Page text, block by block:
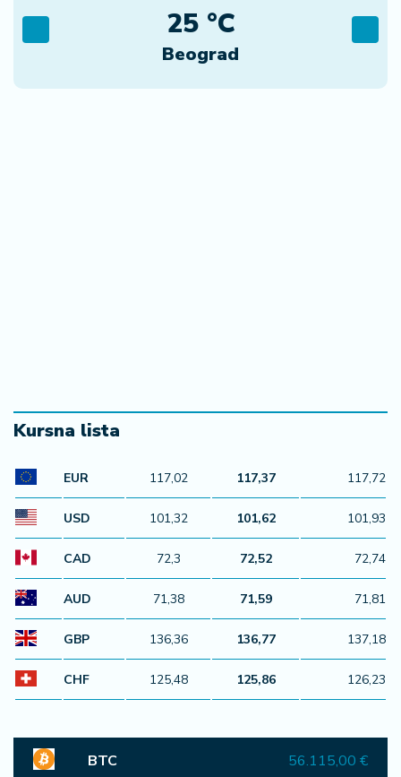
Beograd
25 °C
Kursna lista
EUR 117,02 117,37 117,72
USD 101,32 101,62 101,93
CAD 72,3 72,52 72,74
AUD 71,38 71,59 71,81
GBP 136,36 136,77 137,18
CHF 125,48 125,86 126,23
BTC 56.115,00 €